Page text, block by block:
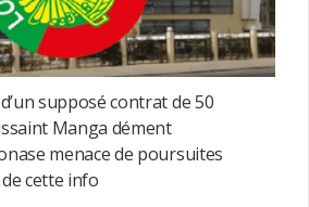
supposé contrat de 50
Manga dément
menace de poursuites
cette info